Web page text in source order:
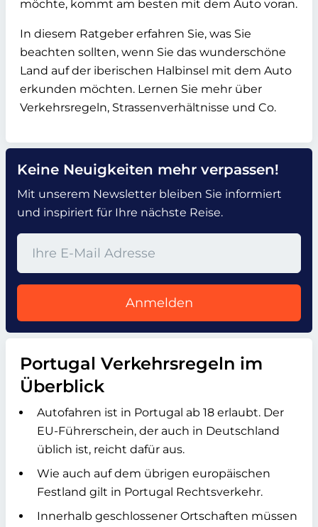
möchte, kommt am besten mit dem Auto voran.
In diesem Ratgeber erfahren Sie, was Sie
beachten sollten, wenn Sie das wunderschöne
Land auf der iberischen Halbinsel mit dem Auto
erkunden möchten. Lernen Sie mehr über
Verkehrsregeln, Strassenverhältnisse und Co.
Keine Neuigkeiten mehr verpassen!
Mit unserem Newsletter bleiben Sie informiert
und inspiriert für Ihre nächste Reise.
Anmelden
Portugal Verkehrsregeln im
Überblick
Autofahren ist in Portugal ab 18 erlaubt. Der
EU-Führerschein, der auch in Deutschland
üblich ist, reicht dafür aus.
Wie auch auf dem übrigen europäischen
Festland gilt in Portugal Rechtsverkehr.
Innerhalb geschlossener Ortschaften müssen